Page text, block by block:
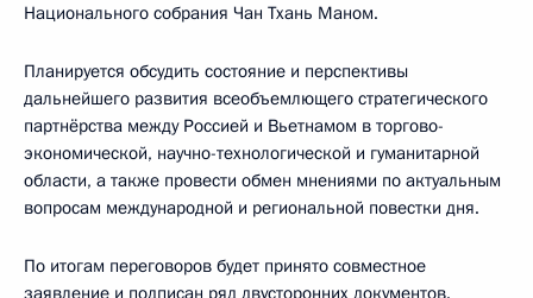
Национального собрания Чан Тхань Маном.
Планируется обсудить состояние и перспективы
дальнейшего развития всеобъемлющего стратегического
партнёрства между Россией и Вьетнамом в торгово-
экономической, научно-технологической и гуманитарной
области, а также провести обмен мнениями по актуальным
вопросам международной и региональной повестки дня.
По итогам переговоров будет принято совместное
заявление и подписан ряд двусторонних документов.